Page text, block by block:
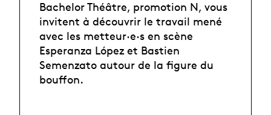
Bachelor Théâtre, promotion N, vous
invitent à découvrir le travail mené
avec les metteur·e·s en scène
Esperanza López et Bastien
Semenzato autour de la figure du
bouffon.